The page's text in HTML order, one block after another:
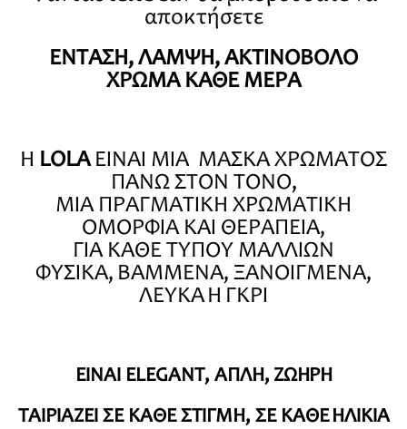
αποκτήσετε
ΕΝΤΑΣΗ, ΛΑΜΨΗ, ΑΚΤΙΝΟΒΟΛΟ
ΧΡΩΜΑ ΚΑΘΕ ΜΕΡΑ
Η LOLAΕΙΝΑΙ ΜΙΑ ΜΑΣΚΑ ΧΡΩΜΑΤΟΣ
ΠΑΝΩ ΣΤΟΝ ΤΟΝΟ,
ΜΙΑ ΠΡΑΓΜΑΤΙΚΗ ΧΡΩΜΑΤΙΚΗ
ΟΜΟΡΦΙΑ ΚΑΙ ΘΕΡΑΠΕΙΑ,
ΓΙΑ ΚΑΘΕ ΤΥΠΟΥ ΜΑΛΛΙΩΝ
ΦΥΣΙΚΑ, ΒΑΜΜΕΝΑ, ΞΑΝΟΙΓΜΕΝΑ,
ΛΕΥΚΑ Ή ΓΚΡΙ
ΕΙΝΑΙ ELEGANT, ΑΠΛΗ, ΖΩΗΡΗ
ΤΑΙΡΙΑΖΕΙ ΣΕ ΚΑΘΕ ΣΤΙΓΜΗ, ΣΕ ΚΑΘΕ ΗΛΙΚΙΑ